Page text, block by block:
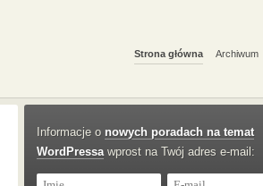
Strona główna Archiwum
Informacje o nowych poradach na temat
WordPressa wprost na Twój adres e-mail: